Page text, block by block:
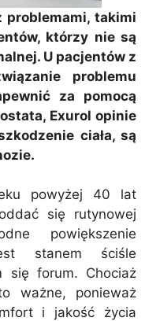
problemami, takimi
którzy nie są
U pacjentów z
problemu
za pomocą
Exurol opinie
ciała, są
powyżej 40 lat
się rutynowej
powiększenie
stanem ściśle
się forum. Chociaż
ważne, ponieważ
i jakość życia